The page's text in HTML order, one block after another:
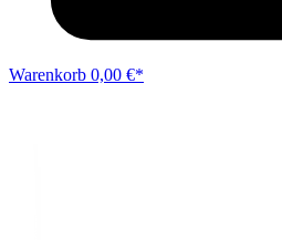
Warenkorb 0,00 €*